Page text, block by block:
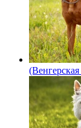
(Венгерская